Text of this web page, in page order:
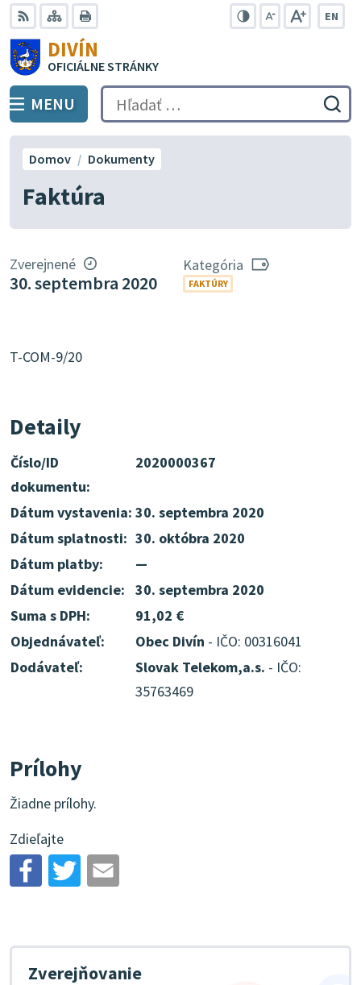
Preskočiť
na
obsah
RSS Mapa
EN
DIVÍN
OFICIÁLNE STRÁNKY
PREPNÚŤ
MENU Hľadať:
Faktúra
Domov Dokumenty
Zverejnené
30. septembra 2020
Kategória
FAKTÚRY
T-COM-9/20
Detaily
Číslo/ID
dokumentu:
2020000367
Dátum vystavenia: 30. septembra 2020
Dátum splatnosti: 30. októbra 2020
Dátum platby:
—
Dátum evidencie:
30. septembra 2020
Suma s DPH:
91,02 €
Objednávateľ:
Obec Divín - IČO: 00316041
Dodávateľ:
Slovak Telekom,a.s. - IČO:
35763469
Prílohy
Žiadne prílohy.
Zdieľajte
Zverejňovanie